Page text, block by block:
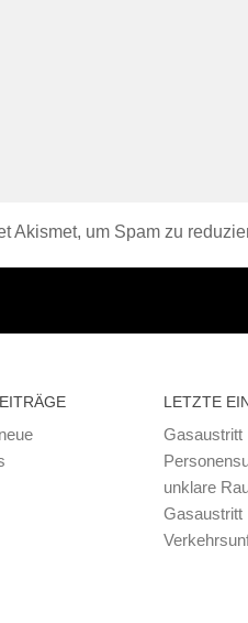
Akismet, um Spam zu
LETZTE
Gasaustritt
unklare
Gasaustritt